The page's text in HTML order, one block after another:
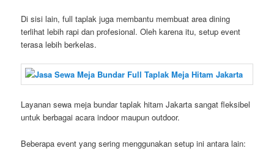
Di sisi lain, full taplak juga membantu membuat area dining
terlihat lebih rapi dan profesional. Oleh karena itu, setup event
terasa lebih berkelas.
Layanan sewa meja bundar taplak hitam Jakarta sangat fleksibel
untuk berbagai acara indoor maupun outdoor.
Beberapa event yang sering menggunakan setup ini antara lain: